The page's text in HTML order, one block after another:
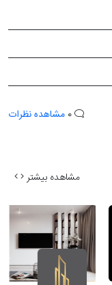
مشاهده نظرات
مشاهده بیشتر